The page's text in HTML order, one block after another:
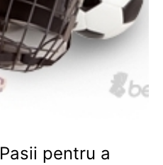
Pasii pentru a